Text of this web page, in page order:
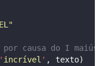
"
causa do I
incrível ' , texto)